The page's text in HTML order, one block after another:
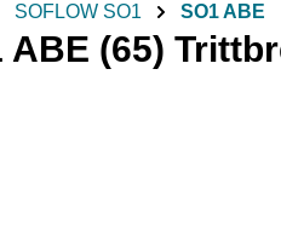
SOFLOW SO1 SO1 ABE
ABE (65)